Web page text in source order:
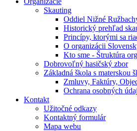
Skauting
Oddiel Nižné
Historický prehľad
Princípy, ktorými sa
O organizácii
Kto sme - Štruktúra
Dobrovoľný hasičský zbor
Základná škola s materskou
Zmluvy, Faktúry,
Ochrana osobných
Kontakt
Užitočné odkazy
Kontaktný formulár
Mapa webu